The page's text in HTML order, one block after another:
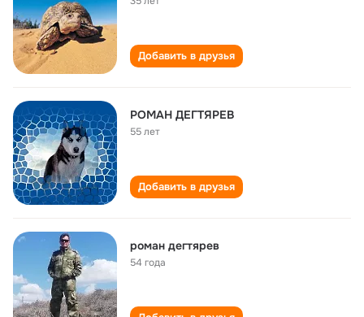
Добавить в друзья
РОМАН ДЕГТЯРЕВ
55 лет
Добавить в друзья
роман дегтярев
54 года